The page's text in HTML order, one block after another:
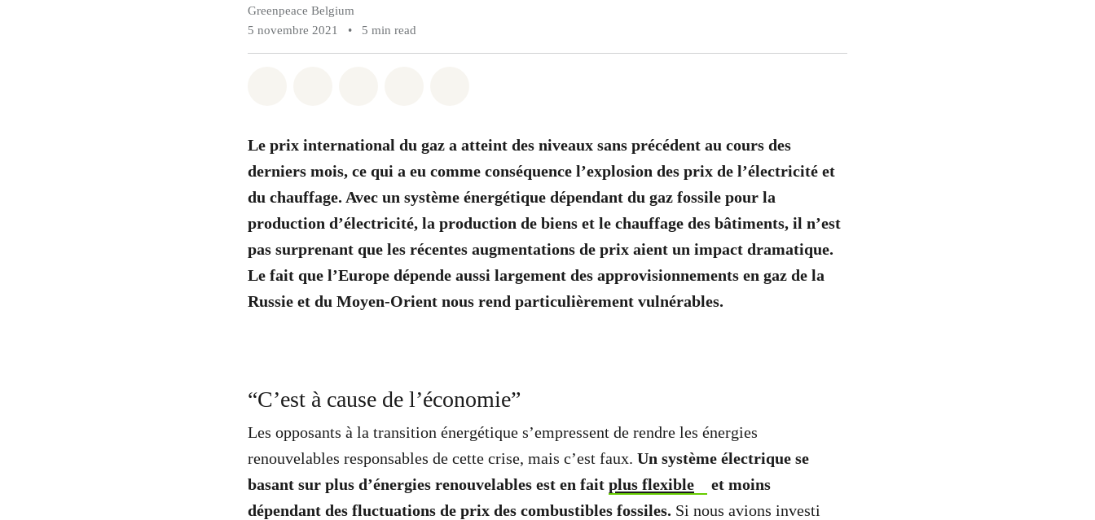
Greenpeace Belgium
5 novembre 2021
• 5 min read
Le prix international du gaz a atteint des niveaux sans précédent au cours des
derniers mois, ce qui a eu comme conséquence l’explosion des prix de l’électricité et
du chauffage. Avec un système énergétique dépendant du gaz fossile pour la
production d’électricité, la production de biens et le chauffage des bâtiments, il n’est
pas surprenant que les récentes augmentations de prix aient un impact dramatique.
Le fait que l’Europe dépende aussi largement des approvisionnements en gaz de la
Russie et du Moyen-Orient nous rend particulièrement vulnérables.
“C’est à cause de l’économie”
Les opposants à la transition énergétique s’empressent de rendre les énergies
renouvelables responsables de cette crise, mais c’est faux. Un système électrique se
basant sur plus d’énergies renouvelables est en fait plus flexible
et moins
dépendant des fluctuations de prix des combustibles fossiles. Si nous avions investi